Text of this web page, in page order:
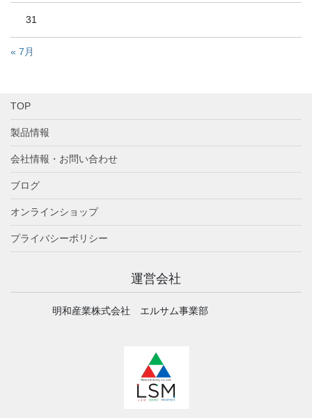
31
« 7月
TOP
製品情報
会社情報・お問い合わせ
ブログ
オンラインショップ
プライバシーポリシー
運営会社
明和産業株式会社 エルサム事業部